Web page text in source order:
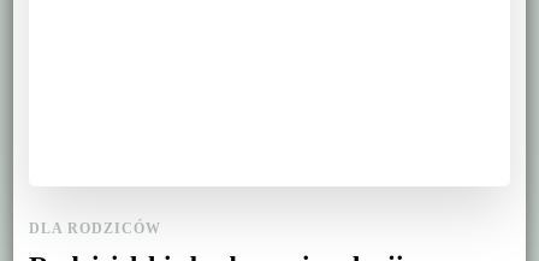
DLA RODZICÓW